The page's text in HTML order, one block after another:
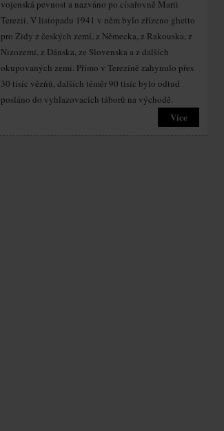
vojenská pevnost a nazváno po císařovně Marii
Terezii. V listopadu 1941 v něm bylo zřízeno ghetto
pro Židy z českých zemí, z Německa, z Rakouska, z
Nizozemí, z Dánska, ze Slovenska a z dalších
okupovaných zemí. Přímo v Terezíně zahynulo přes
30 tisíc vězňů, dalších téměr 90 tisíc bylo odtud
posláno do vyhlazovacích táborů na východě.
Více